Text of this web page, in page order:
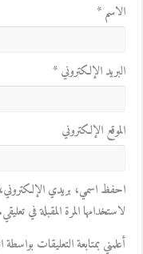
الاسم*
البريد الإلكتروني*
الموقع الإلكتروني
احفظ اسمي، بريدي
لاستخدامها المرة المقبلة في تعليقي.
أعلمني بمتابعة التعليقات بواسطة